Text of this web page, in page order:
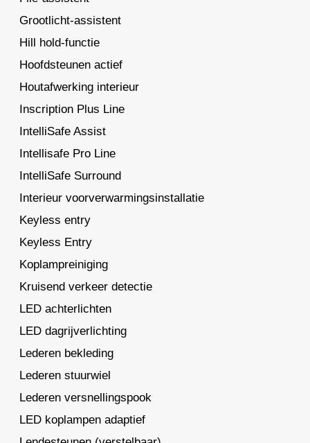
Grootlicht-assistent
Hill hold-functie
Hoofdsteunen actief
Houtafwerking interieur
Inscription Plus Line
IntelliSafe Assist
Intellisafe Pro Line
IntelliSafe Surround
Interieur voorverwarmingsinstallatie
Keyless entry
Keyless Entry
Koplampreiniging
Kruisend verkeer detectie
LED achterlichten
LED dagrijverlichting
Lederen bekleding
Lederen stuurwiel
Lederen versnellingspook
LED koplampen adaptief